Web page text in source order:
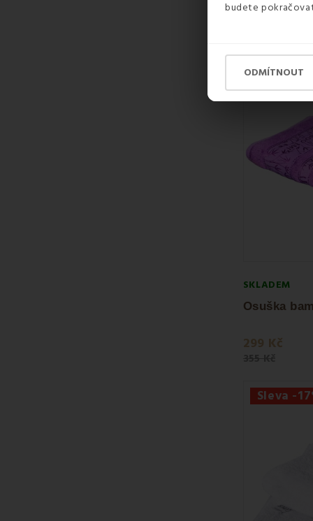
budete
ODMÍTNOUT
SKLADEM
299 Kč
Sleva -